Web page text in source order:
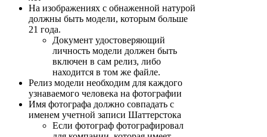
На изображениях с обнаженной натурой
должны быть модели, которым больше
21 года.
Документ удостоверяющий
личность модели должен быть
включен в сам релиз, либо
находится в том же файле.
Релиз модели необходим для каждого
узнаваемого человека на фотографии
Имя фотографа должно совпадать с
именем учетной записи Шаттерстока
Если фотограф фотографировал